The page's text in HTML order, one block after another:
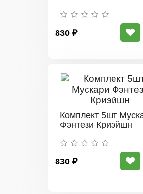
830 ₽
Комплект 5шт
Фэнтези Криэйшн
830 ₽